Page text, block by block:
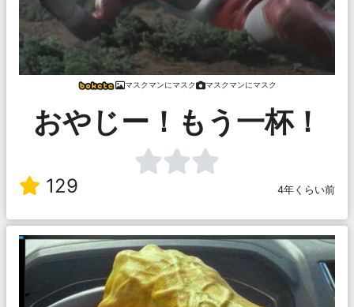
マスクマンにマスク マスクマンにマスク
おやじー！もう一杯！
129 4年くらい前